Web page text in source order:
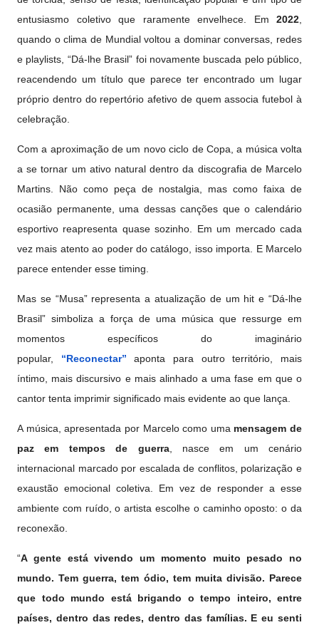
entusiasmo coletivo que raramente envelhece. Em 2022,
quando o clima de Mundial voltou a dominar conversas, redes
e playlists, “Dá-lhe Brasil” foi novamente buscada pelo público,
reacendendo um título que parece ter encontrado um lugar
próprio dentro do repertório afetivo de quem associa futebol à
celebração.
Com a aproximação de um novo ciclo de Copa, a música volta
a se tornar um ativo natural dentro da discografia de Marcelo
Martins. Não como peça de nostalgia, mas como faixa de
ocasião permanente, uma dessas canções que o calendário
esportivo reapresenta quase sozinho. Em um mercado cada
vez mais atento ao poder do catálogo, isso importa. E Marcelo
parece entender esse timing.
Mas se “Musa” representa a atualização de um hit e “Dá-lhe
Brasil” simboliza a força de uma música que ressurge em
momentos específicos do imaginário
popular,
“Reconectar” aponta para outro território, mais
íntimo, mais discursivo e mais alinhado a uma fase em que o
cantor tenta imprimir significado mais evidente ao que lança.
A música, apresentada por Marcelo como uma mensagem de
paz em tempos de guerra, nasce em um cenário
internacional marcado por escalada de conflitos, polarização e
exaustão emocional coletiva. Em vez de responder a esse
ambiente com ruído, o artista escolhe o caminho oposto: o da
reconexão.
“A gente está vivendo um momento muito pesado no
mundo. Tem guerra, tem ódio, tem muita divisão. Parece
que todo mundo está brigando o tempo inteiro, entre
países, dentro das redes, dentro das famílias. E eu senti